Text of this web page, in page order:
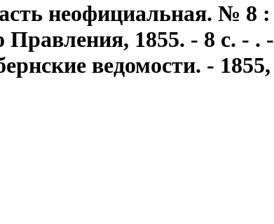
неофициальная. № 8
Правления, 1855. - 8 с. -
ведомости. -